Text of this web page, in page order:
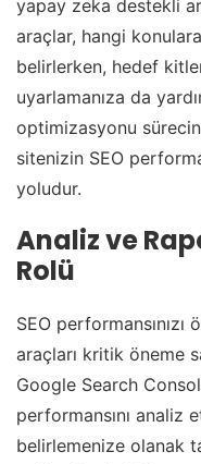
yapay zeka destekli
araçlar, hangi
belirlerken, hedef
uyarlamanıza da
optimizasyonu
sitenizin SEO
yoludur.
Analiz ve
Rolü
SEO
araçları kritik öneme
Google Search
performansını analiz
belirlemenize olanak